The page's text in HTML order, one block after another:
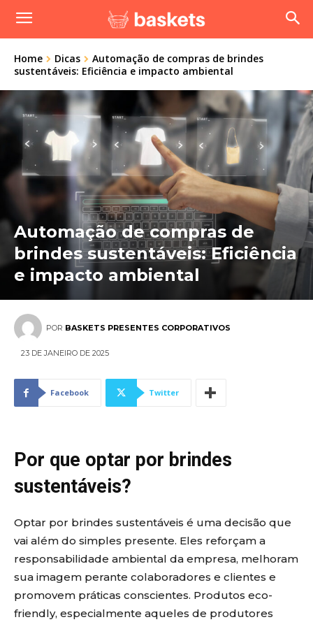
Home Dicas
Automação de compras de brindes
sustentáveis: Eficiência e impacto ambiental
Automação de compras de
brindes sustentáveis: Eficiência
e impacto ambiental
POR BASKETS PRESENTES CORPORATIVOS
23 DE JANEIRO DE 2025
Facebook Twitter
Por que optar por brindes
sustentáveis?
Optar por brindes sustentáveis é uma decisão que
vai além do simples presente. Eles reforçam a
responsabilidade ambiental da empresa, melhoram
sua imagem perante colaboradores e clientes e
promovem práticas conscientes. Produtos eco-
friendly, especialmente aqueles de produtores